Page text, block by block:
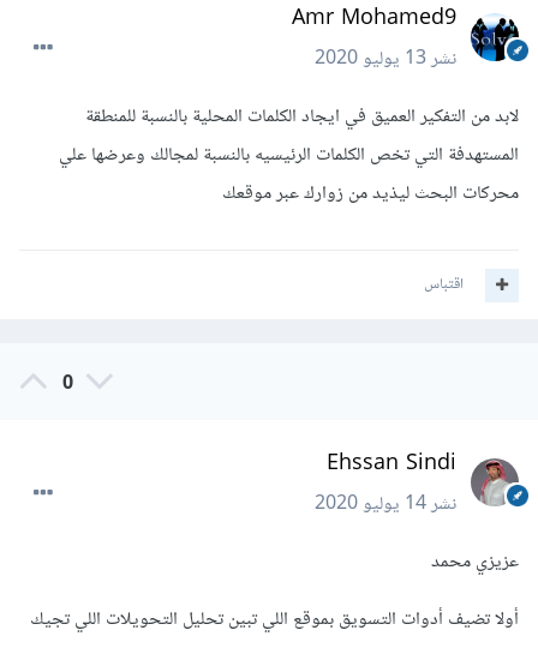
Amr Mohamed9
نشر13 يوليو 2020
لابد من التفكير العميق في ايجاد الكلمات المحلية بالنسبة للمنطقة
المستهدفة التي تخص الكلمات الرئيسيه بالنسبة لمجالك وعرضها علي
محركات البحث ليذيد من زوارك عبر موقعك
اقتباس
0
Ehssan Sindi
نشر14 يوليو 2020
عزيزي محمد
أولا تضيف أدوات التسويق بموقع اللي تبين تحليل التحويلات اللي تجيك